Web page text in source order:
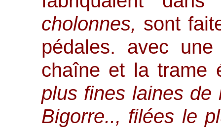
cholonnes, sont
pédales. avec
chaîne et la trame
plus fines laines
Bigorre.., filées le